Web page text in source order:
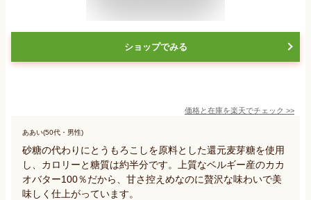
ショップでみる
価格と在庫を楽天でチェック >>
ああい(50代・男性)
砂糖の代わりにとうもろこしを原料とした還元麦芽糖を使用
し、カロリーと糖質は約半分です。上質なベルギー産のカカ
オバター100％だから、甘さ控えめなのに贅沢な味わいで美
味しく仕上がっています。